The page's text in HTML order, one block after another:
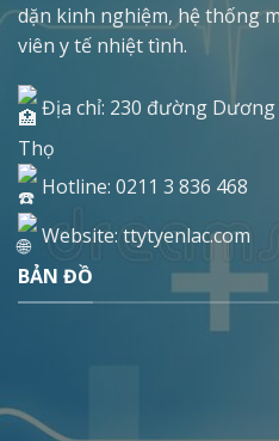
dặn kinh nghiệm, hệ thống
viên y tế nhiệt tình.
Địa chỉ: 230 đường
Thọ
Hotline: 0211 3 836 468
Website: ttytyenlac.com
BẢN ĐỒ